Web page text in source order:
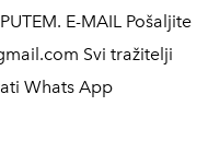
E-MAIL Pošaljite
Svi tražitelji
Whats App